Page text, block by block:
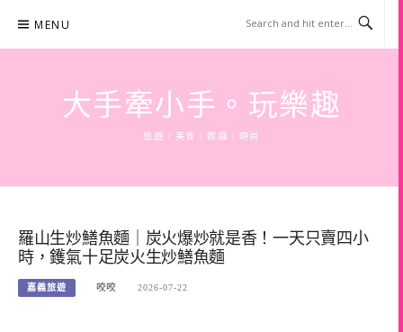
content
MENU
大手牽小手。玩樂趣
旅遊 | 美食 | 商攝 | 時尚
羅山生炒鱔魚麵｜炭火爆炒就是香！一天只賣四小
時，鑊氣十足炭火生炒鱔魚麵
嘉義旅遊 咬咬 2026-07-22